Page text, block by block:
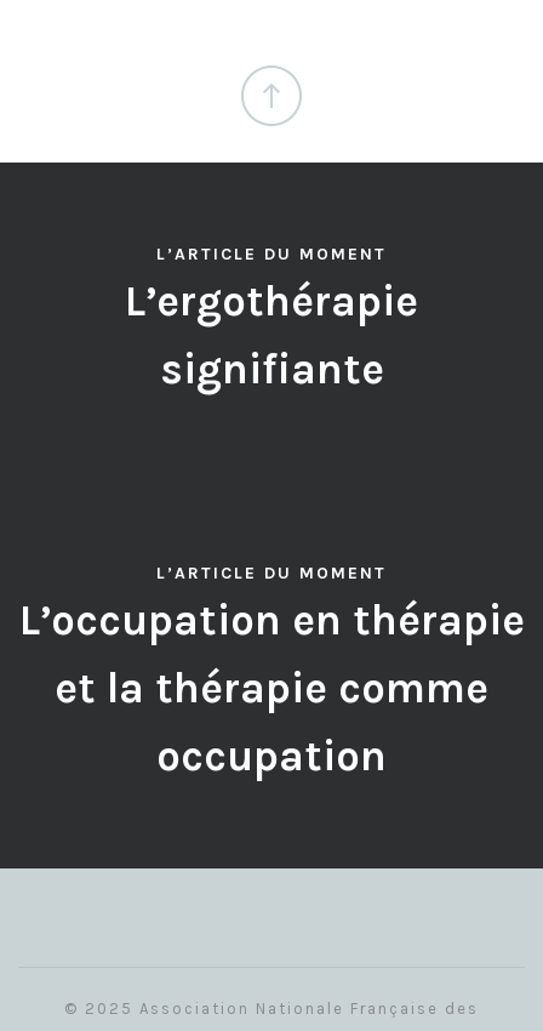
L’ARTICLE DU MOMENT
L’ergothérapie
signifiante
L’ARTICLE DU MOMENT
L’occupation en thérapie
et la thérapie comme
occupation
© 2025 Association Nationale Française des